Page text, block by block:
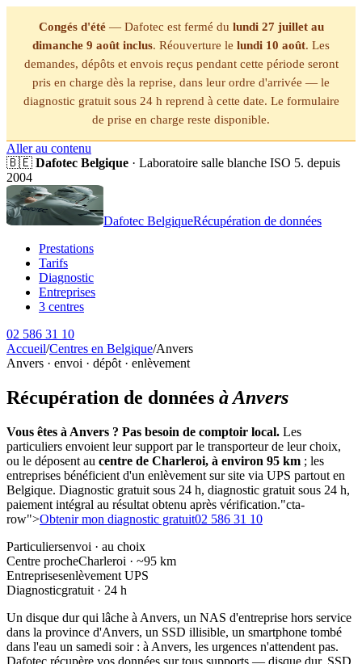
Congés d'été— Dafotec est fermé du lundi 27 juillet au
dimanche 9 août inclus. Réouverture le lundi 10 août. Les
demandes, dépôts et envois reçus pendant cette période seront
pris en charge dès la reprise, dans leur ordre d'arrivée — le
diagnostic gratuit sous 24 h reprend à cette date. Le formulaire
de prise en charge reste disponible.
Aller au contenu
🇧🇪 Dafotec Belgique · Laboratoire salle blanche ISO 5. depuis
2004
Dafotec BelgiqueRécupération de données
Prestations
Tarifs
Diagnostic
Entreprises
3 centres
02 586 31 10
Accueil/Centres en Belgique/Anvers
Anvers · envoi · dépôt · enlèvement
Récupération de données à Anvers
Vous êtes à Anvers ? Pas besoin de comptoir local. Les
particuliers envoient leur support par le transporteur de leur choix,
ou le déposent au centre de Charleroi, à environ 95 km ; les
entreprises bénéficient d'un enlèvement sur site via UPS partout en
Belgique. Diagnostic gratuit sous 24 h, diagnostic gratuit sous 24 h,
paiement intégral au résultat obtenu après vérification."cta-
row">Obtenir mon diagnostic gratuit02 586 31 10
Particuliersenvoi · au choix
Centre procheCharleroi · ~95 km
Entreprisesenlèvement UPS
Diagnosticgratuit · 24 h
Un disque dur qui lâche à Anvers, un NAS d'entreprise hors service
dans la province d'Anvers, un SSD illisible, un smartphone tombé
dans l'eau un samedi soir : à Anvers, les urgences n'attendent pas.
Dafotec récupère vos données sur tous supports — disque dur, SSD,